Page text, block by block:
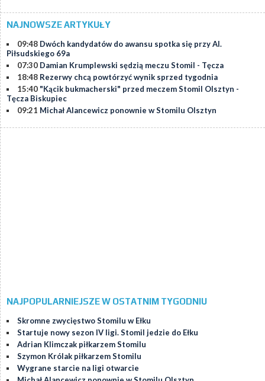
NAJNOWSZE ARTYKUŁY
09:48 Dwóch kandydatów do awansu spotka się przy Al.
Piłsudskiego 69a
07:30 Damian Krumplewski sędzią meczu Stomil - Tęcza
18:48 Rezerwy chcą powtórzyć wynik sprzed tygodnia
15:40 "Kącik bukmacherski" przed meczem Stomil Olsztyn -
Tęcza Biskupiec
09:21 Michał Alancewicz ponownie w Stomilu Olsztyn
NAJPOPULARNIEJSZE W OSTATNIM TYGODNIU
Skromne zwycięstwo Stomilu w Ełku
Startuje nowy sezon IV ligi. Stomil jedzie do Ełku
Adrian Klimczak piłkarzem Stomilu
Szymon Królak piłkarzem Stomilu
Wygrane starcie na ligi otwarcie